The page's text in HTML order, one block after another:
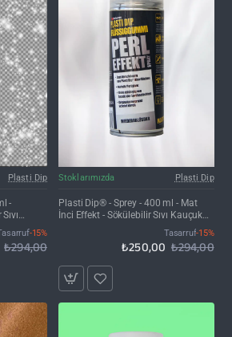
Plasti Dip
-
-15%
₺294,00
İNDIRIM'DE
Stoklarımızda Plasti Dip
Plasti Dip® - Sprey - 400 ml - Mat
İnci Effekt - Sökülebilir Sıvı Kauçuk
Tasarruf-15%
₺250,00 ₺294,00